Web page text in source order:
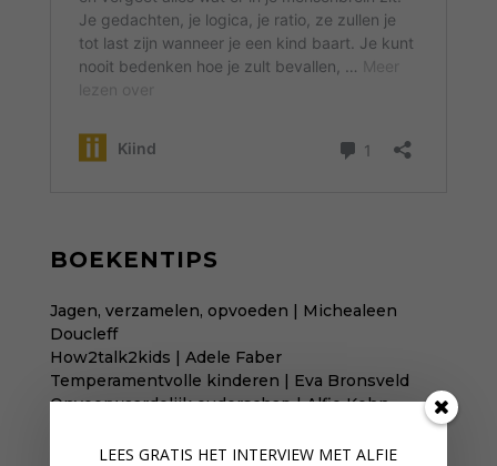
BOEKENTIPS
Jagen, verzamelen, opvoeden | Michealeen
Doucleff
How2talk2kids | Adele Faber
Temperamentvolle kinderen | Eva Bronsveld
Onvoorwaardelijk ouderschap | Alfie Kohn
LEES GRATIS HET INTERVIEW MET ALFIE